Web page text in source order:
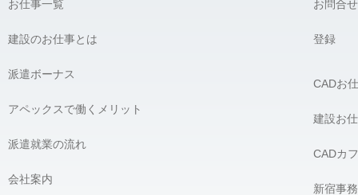
お仕事一覧
建設のお仕事とは
派遣ボーナス
アペックスで働くメリット
派遣就業の流れ
会社案内
お問合せ
登録
CADお
建設お
CADカ
新宿事